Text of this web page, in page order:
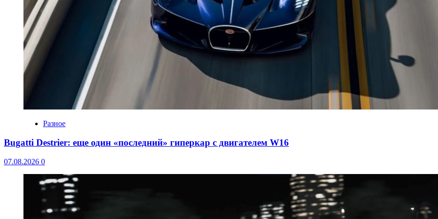
Разное
Bugatti Destrier: еще один «последний» гиперкар с двигателем W16
07.08.2026 0